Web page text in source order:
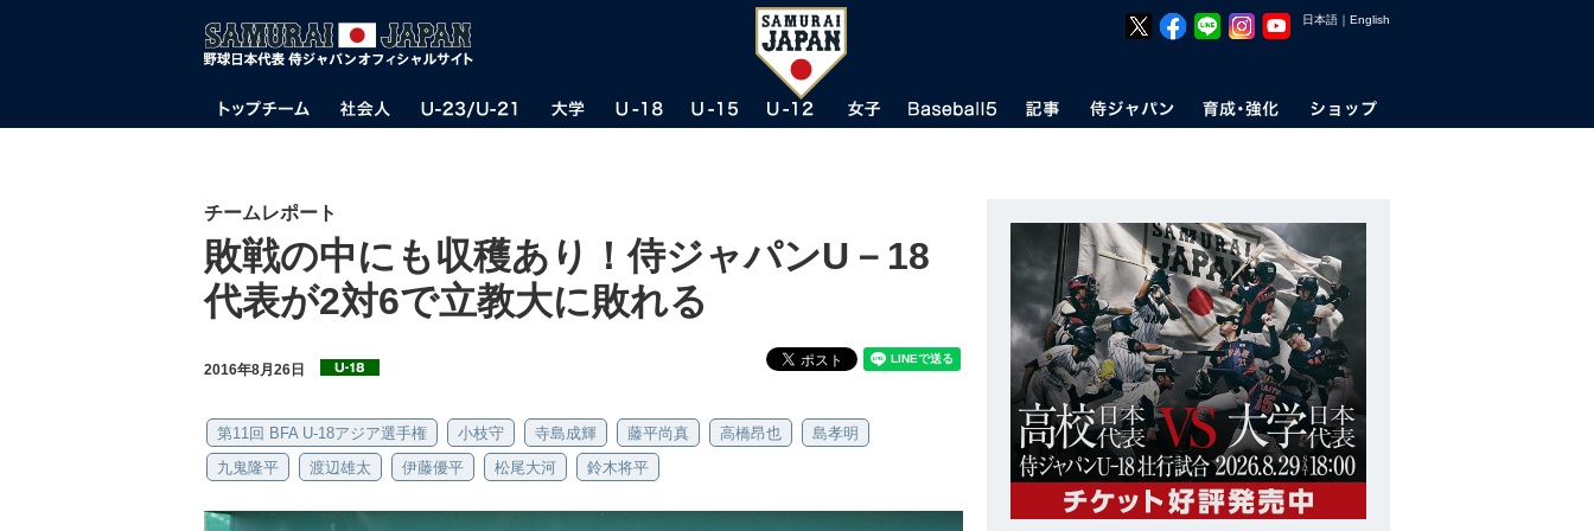
日本語 ｜ English
チームレポート
敗戦の中にも収穫あり！侍ジャパンU－18
代表が2対6で立教大に敗れる
2016年8月26日
第11回 BFA U-18アジア選手権 小枝守 寺島成輝 藤平尚真 高橋昂也
島孝明
九鬼隆平
渡辺雄太 伊藤優平 松尾大河 鈴木将平